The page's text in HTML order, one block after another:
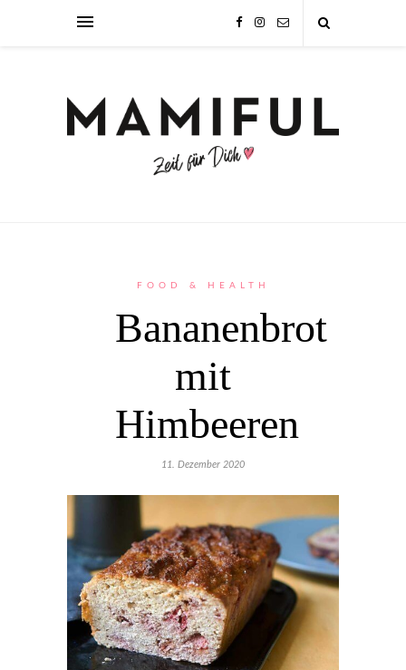
FOOD & HEALTH
Bananenbrot
mit
Himbeeren
11. Dezember 2020